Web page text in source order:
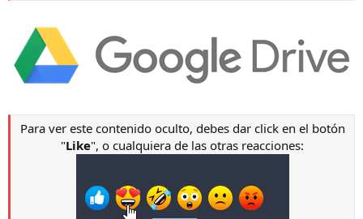
Para ver este contenido oculto, debes dar click en el botón
"Like", o cualquiera de las otras reacciones: